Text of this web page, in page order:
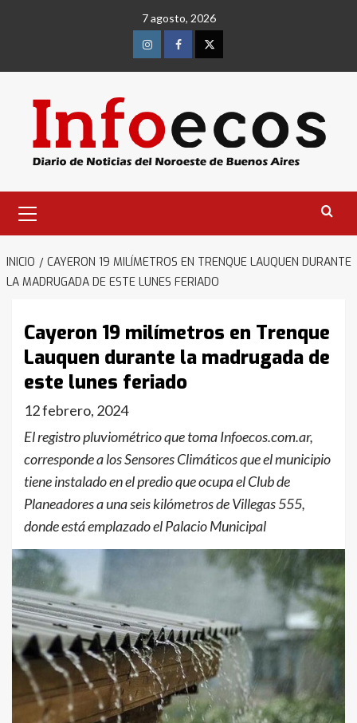
7 agosto, 2026
InstagramFacebookTwitter
primario
INICIO
CAYERON 19 MILÍMETROS EN TRENQUE LAUQUEN DURANTE
LA MADRUGADA DE ESTE LUNES FERIADO
Cayeron 19 milímetros en Trenque
Lauquen durante la madrugada de
este lunes feriado
12 febrero, 2024
El registro pluviométrico que toma Infoecos.com.ar,
corresponde a los Sensores Climáticos que el municipio
tiene instalado en el predio que ocupa el Club de
Planeadores a una seis kilómetros de Villegas 555,
donde está emplazado el Palacio Municipal